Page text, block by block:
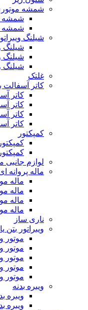
شمشه
شمشه
شمشه
شیلنگ
شیلنگ
شیلنگ
شیلنگ
غلتک
کاتر آسفالت
کاتر
کاتر
کاتر
کاتر
کمپکتور
لوازم جانبی
ماله پروانه
ماله
ماله
ماله
ماله
ناری ساز
ویبراتور بتن
موتور
موتور
موتور
موتور
موتور
ویبره بدنه
ویبره
ویبره